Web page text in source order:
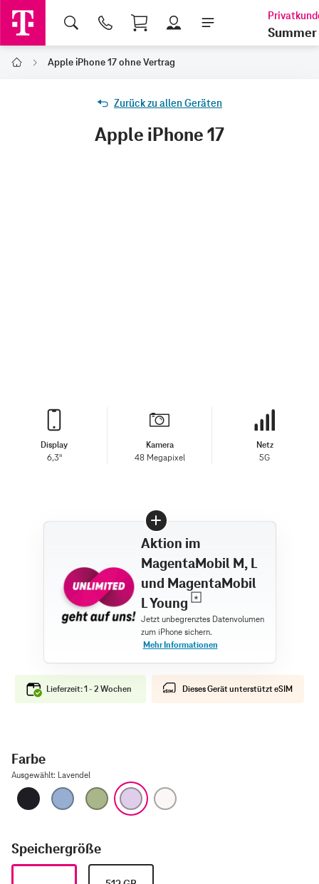
Shopping Cart
Summer
Home Apple iPhone 17 ohne Vertrag
Zurück zu allen Geräten
Apple iPhone 17
Display
6,3"
Kamera
48 Megapixel
Netz
5G
Aktion im
MagentaMobil M, L
und MagentaMobil
L Young
Lieferzeit: 1 - 2 Wochen Dieses Gerät unterstützt eSIM
Farbe
Ausgewählt: Lavendel
Schwarz NebelblauSalbei Lavendel
Speichergröße